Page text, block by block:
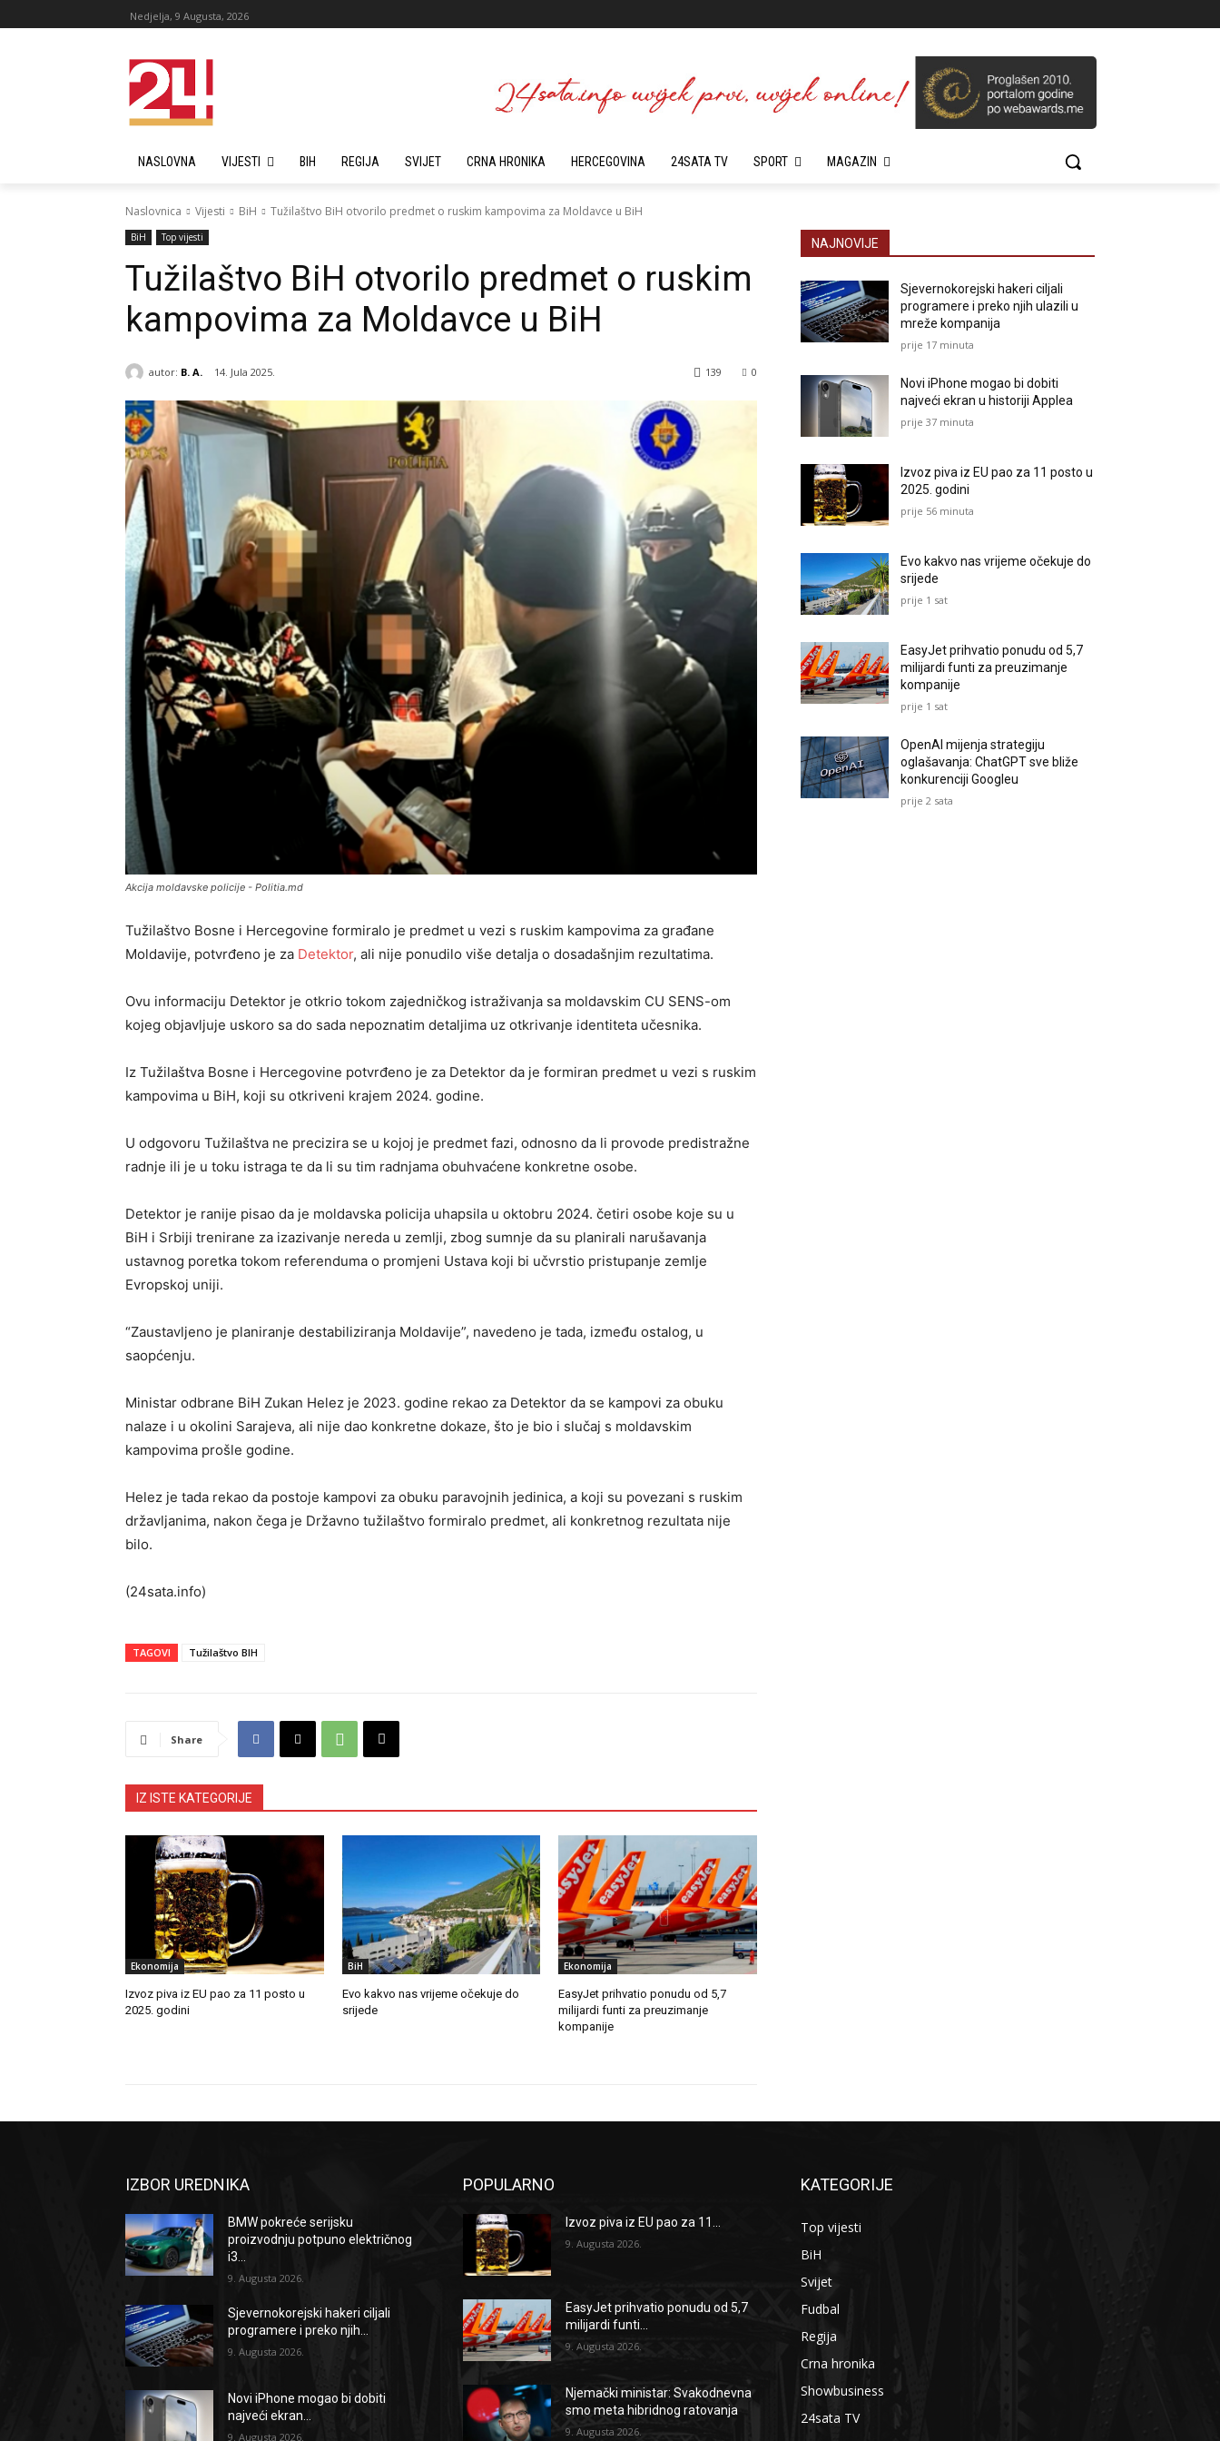
Nedjelja, 9 Augusta, 2026
NASLOVNA VIJESTI BIH REGIJA SVIJET CRNA HRONIKA HERCEGOVINA 24SATA TV SPORT MAGAZIN
Naslovnica Vijesti BiH Tužilaštvo BiH otvorilo predmet o ruskim kampovima za Moldavce u BiH
BiH Top vijesti
Tužilaštvo BiH otvorilo predmet o ruskim
kampovima za Moldavce u BiH
autor: B. A. 14. Jula 2025. 0
139
Akcija moldavske policije - Politia.md
Tužilaštvo Bosne i Hercegovine formiralo je predmet u vezi s ruskim kampovima za građane
Moldavije, potvrđeno je za Detektor, ali nije ponudilo više detalja o dosadašnjim rezultatima.
Ovu informaciju Detektor je otkrio tokom zajedničkog istraživanja sa moldavskim CU SENS-om
kojeg objavljuje uskoro sa do sada nepoznatim detaljima uz otkrivanje identiteta učesnika.
Iz Tužilaštva Bosne i Hercegovine potvrđeno je za Detektor da je formiran predmet u vezi s ruskim
kampovima u BiH, koji su otkriveni krajem 2024. godine.
U odgovoru Tužilaštva ne precizira se u kojoj je predmet fazi, odnosno da li provode predistražne
radnje ili je u toku istraga te da li su tim radnjama obuhvaćene konkretne osobe.
Detektor je ranije pisao da je moldavska policija uhapsila u oktobru 2024. četiri osobe koje su u
BiH i Srbiji trenirane za izazivanje nereda u zemlji, zbog sumnje da su planirali narušavanja
ustavnog poretka tokom referenduma o promjeni Ustava koji bi učvrstio pristupanje zemlje
Evropskoj uniji.
“Zaustavljeno je planiranje destabiliziranja Moldavije”, navedeno je tada, između ostalog, u
saopćenju.
Ministar odbrane BiH Zukan Helez je 2023. godine rekao za Detektor da se kampovi za obuku
nalaze i u okolini Sarajeva, ali nije dao konkretne dokaze, što je bio i slučaj s moldavskim
kampovima prošle godine.
Helez je tada rekao da postoje kampovi za obuku paravojnih jedinica, a koji su povezani s ruskim
državljanima, nakon čega je Državno tužilaštvo formiralo predmet, ali konkretnog rezultata nije
bilo.
(24sata.info)
TAGOVI Tužilaštvo BIH
Share
IZ ISTE KATEGORIJE
Ekonomija
Izvoz piva iz EU pao za 11 posto u
2025. godini
BiH
Evo kakvo nas vrijeme očekuje do
srijede
Ekonomija
EasyJet prihvatio ponudu od 5,7
milijardi funti za preuzimanje
kompanije
NAJNOVIJE
Sjevernokorejski hakeri ciljali
programere i preko njih ulazili u
mreže kompanija
prije 17 minuta
Novi iPhone mogao bi dobiti
najveći ekran u historiji Applea
prije 37 minuta
Izvoz piva iz EU pao za 11 posto u
2025. godini
prije 56 minuta
Evo kakvo nas vrijeme očekuje do
srijede
prije 1 sat
EasyJet prihvatio ponudu od 5,7
milijardi funti za preuzimanje
kompanije
prije 1 sat
OpenAI mijenja strategiju
oglašavanja: ChatGPT sve bliže
konkurenciji Googleu
prije 2 sata
IZBOR UREDNIKA
BMW pokreće serijsku
proizvodnju potpuno električnog
i3...
9. Augusta 2026.
Sjevernokorejski hakeri ciljali
programere i preko njih...
9. Augusta 2026.
Novi iPhone mogao bi dobiti
najveći ekran...
9. Augusta 2026.
POPULARNO
Izvoz piva iz EU pao za 11...
9. Augusta 2026.
EasyJet prihvatio ponudu od 5,7
milijardi funti...
9. Augusta 2026.
Njemački ministar: Svakodnevna
smo meta hibridnog ratovanja
9. Augusta 2026.
KATEGORIJE
Top vijesti
BiH
Svijet
Fudbal
Regija
Crna hronika
Showbusiness
24sata TV